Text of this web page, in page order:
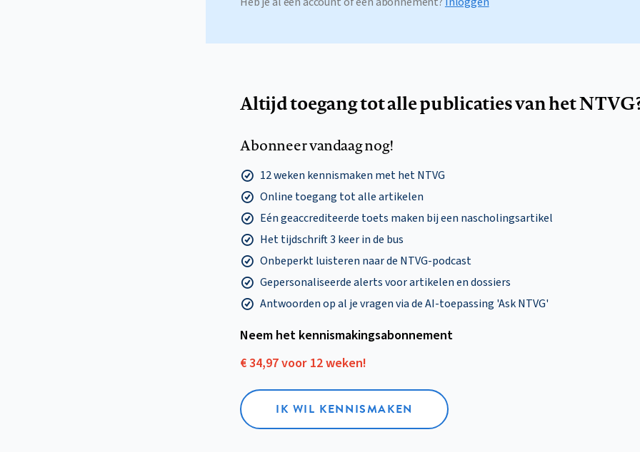
Altijd toegang tot alle publicaties van het
Abonneer vandaag nog!
12 weken kennismaken met het NTVG
Online toegang tot alle artikelen
Eén geaccrediteerde toets maken bij een nascholingsartikel
Het tijdschrift 3 keer in de bus
Onbeperkt luisteren naar de NTVG-podcast
Gepersonaliseerde alerts voor artikelen en dossiers
Antwoorden op al je vragen via de AI-toepassing 'Ask NTVG'
Neem het kennismakings­abonnement
€ 34,97 voor 12 weken!
IK WIL KENNISMAKEN